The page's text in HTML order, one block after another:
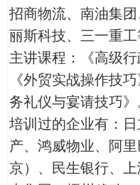
招商物流、南油集
丽斯科技、三一重工
主讲课程：《高级
《外贸实战操作技
务礼仪与宴请技巧》
培训过的企业有：
产、鸿威物业、阿
京）、民生银行、